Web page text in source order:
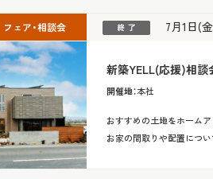
フェア・相談会 7月1日(
新築YELL(応援)相談
開催地：本社
おすすめの土地をホームア
お家の間取りや配置につい